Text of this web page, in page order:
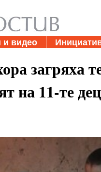
и видео
загряха
на 11-те